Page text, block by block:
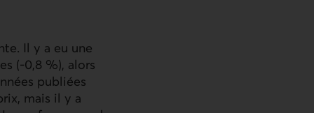
Il y a eu une
(‑0,8 %), alors
publiées
mais il y a